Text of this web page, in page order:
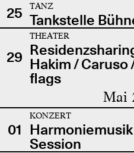
25
TANZ
Tankstelle
29
THEATER
Hakim / Caruso
flags
Mai
01
KONZERT
Session